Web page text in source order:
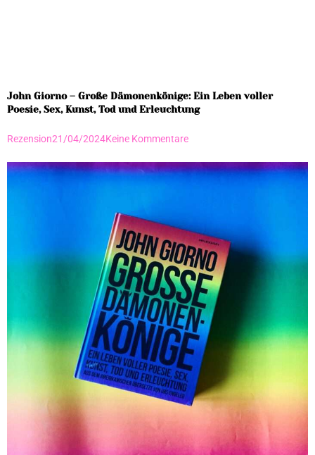
John Giorno – Große Dämonenkönige: Ein Leben voller
Poesie, Sex, Kunst, Tod und Erleuchtung
Rezension21/04/2024Keine Kommentare